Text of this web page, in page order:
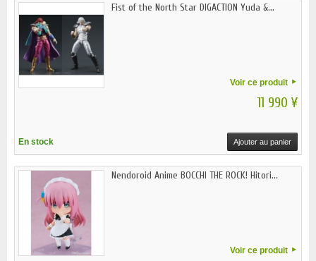
Fist of the North Star DIGACTION Yuda &...
Voir ce produit
11 990 ¥
En stock Ajouter au panier
Nendoroid Anime BOCCHI THE ROCK! Hitori...
Voir ce produit